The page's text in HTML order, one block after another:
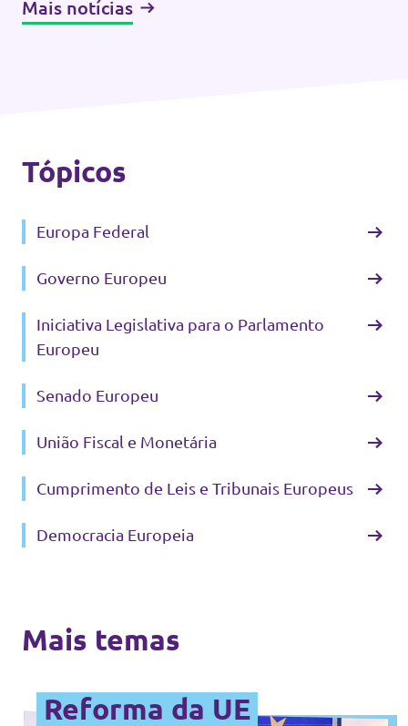
Mais notícias
Tópicos
Europa Federal
Governo Europeu
Iniciativa Legislativa para o Parlamento
Europeu
Senado Europeu
União Fiscal e Monetária
Cumprimento de Leis e Tribunais Europeus
Democracia Europeia
Mais temas
Reforma da UE